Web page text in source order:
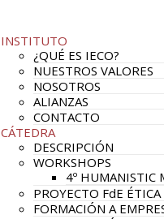
INSTITUTO
¿QUÉ ES IECO?
NUESTROS VALORES
NOSOTROS
ALIANZAS
CONTACTO
CÁTEDRA
DESCRIPCIÓN
WORKSHOPS
4º HUMANISTIC
PROYECTO FdE ÉTICA
FORMACIÓN A